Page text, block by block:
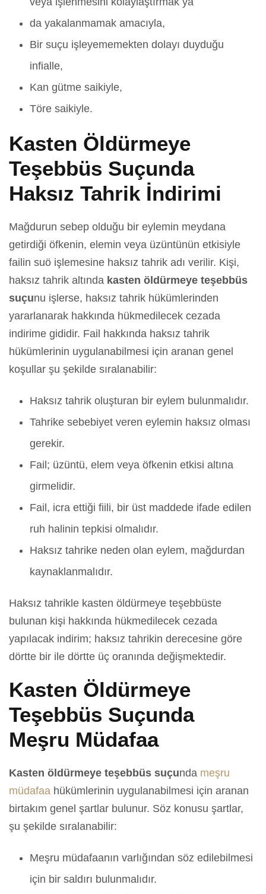
da yakalanmamak amacıyla,
Bir suçu işleyememekten dolayı duyduğu
infialle,
Kan gütme saikiyle,
Töre saikiyle.
Kasten Öldürmeye
Teşebbüs Suçunda
Haksız Tahrik İndirimi
Mağdurun sebep olduğu bir eylemin meydana
getirdiği öfkenin, elemin veya üzüntünün etkisiyle
failin suö işlemesine haksız tahrik adı verilir. Kişi,
haksız tahrik altında kasten öldürmeye teşebbüs
suçunu işlerse, haksız tahrik hükümlerinden
yararlanarak hakkında hükmedilecek cezada
indirime gididir. Fail hakkında haksız tahrik
hükümlerinin uygulanabilmesi için aranan genel
koşullar şu şekilde sıralanabilir:
Haksız tahrik oluşturan bir eylem bulunmalıdır.
Tahrike sebebiyet veren eylemin haksız olması
gerekir.
Fail; üzüntü, elem veya öfkenin etkisi altına
girmelidir.
Fail, icra ettiği fiili, bir üst maddede ifade edilen
ruh halinin tepkisi olmalıdır.
Haksız tahrike neden olan eylem, mağdurdan
kaynaklanmalıdır.
Haksız tahrikle kasten öldürmeye teşebbüste
bulunan kişi hakkında hükmedilecek cezada
yapılacak indirim; haksız tahrikin derecesine göre
dörtte bir ile dörtte üç oranında değişmektedir.
Kasten Öldürmeye
Teşebbüs Suçunda
Meşru Müdafaa
Kasten öldürmeye teşebbüs suçunda meşru
müdafaa hükümlerinin uygulanabilmesi için aranan
birtakım genel şartlar bulunur. Söz konusu şartlar,
şu şekilde sıralanabilir:
Meşru müdafaanın varlığından söz edilebilmesi
için bir saldırı bulunmalıdır.